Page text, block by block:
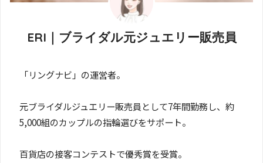
ERI｜ブライダル元ジュエリー販売員
「リングナビ」の運営者。
元ブライダルジュエリー販売員として7年間勤務し、約
5,000組のカップルの指輪選びをサポート。
百貨店の接客コンテストで優秀賞を受賞。